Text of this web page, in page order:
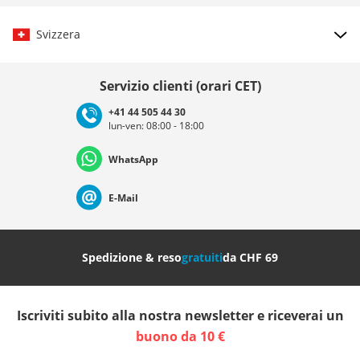
Svizzera
Deutschland Österreich
Nederland Italia (Italiano) Italien (Deutsch)
Slovenija
Servizio clienti (orari CET)
+41 44 505 44 30
lun-ven: 08:00 - 18:00
WhatsApp
E-Mail
Spedizione & resogratuitida CHF 69
Iscriviti subito alla nostra newsletter e riceverai un
buono da 10 €